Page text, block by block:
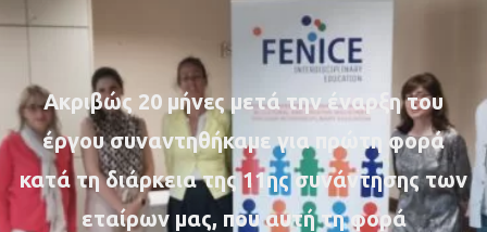
Ακριβώς 20 μήνες μετά την έναρξη του
έργου συναντηθήκαμε για πρώτη φορά
κατά τη διάρκεια της 11ης συνάντησης των
εταίρων μας, που αυτή τη φορά